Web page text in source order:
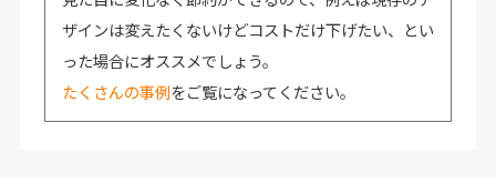
ザインは変えたくないけどコストだけ下げたい、とい
った場合にオススメでしょう。
たくさんの事例をご覧になってください。